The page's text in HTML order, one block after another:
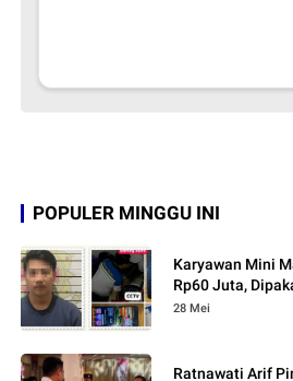
POPULER MINGGU INI
Karyawan Mini
Rp60 Juta,
28 Mei
Ratnawati Arif